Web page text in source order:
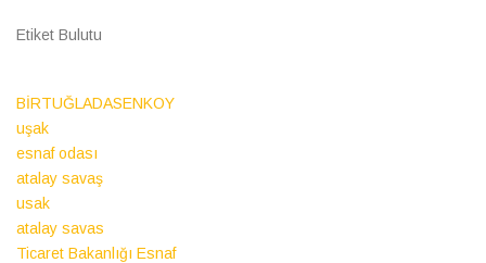
Etiket Bulutu
BİRTUĞLADASENKOY
uşak
esnaf odası
atalay savaş
usak
atalay savas
Ticaret Bakanlığı Esnaf